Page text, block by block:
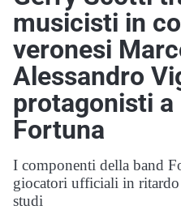
musicisti in
veronesi
Alessandro
protagonisti a
Fortuna
I componenti della band
giocatori ufficiali in ritardo
studi